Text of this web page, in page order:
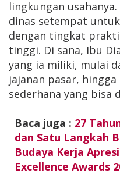
lingkungan
dinas setempat
dengan tingkat
tinggi. Di sana, Ibu
yang ia miliki, mulai
jajanan pasar,
sederhana yang bisa
Baca juga : 27
dan Satu Langkah
Budaya Kerja
Excellence Awards